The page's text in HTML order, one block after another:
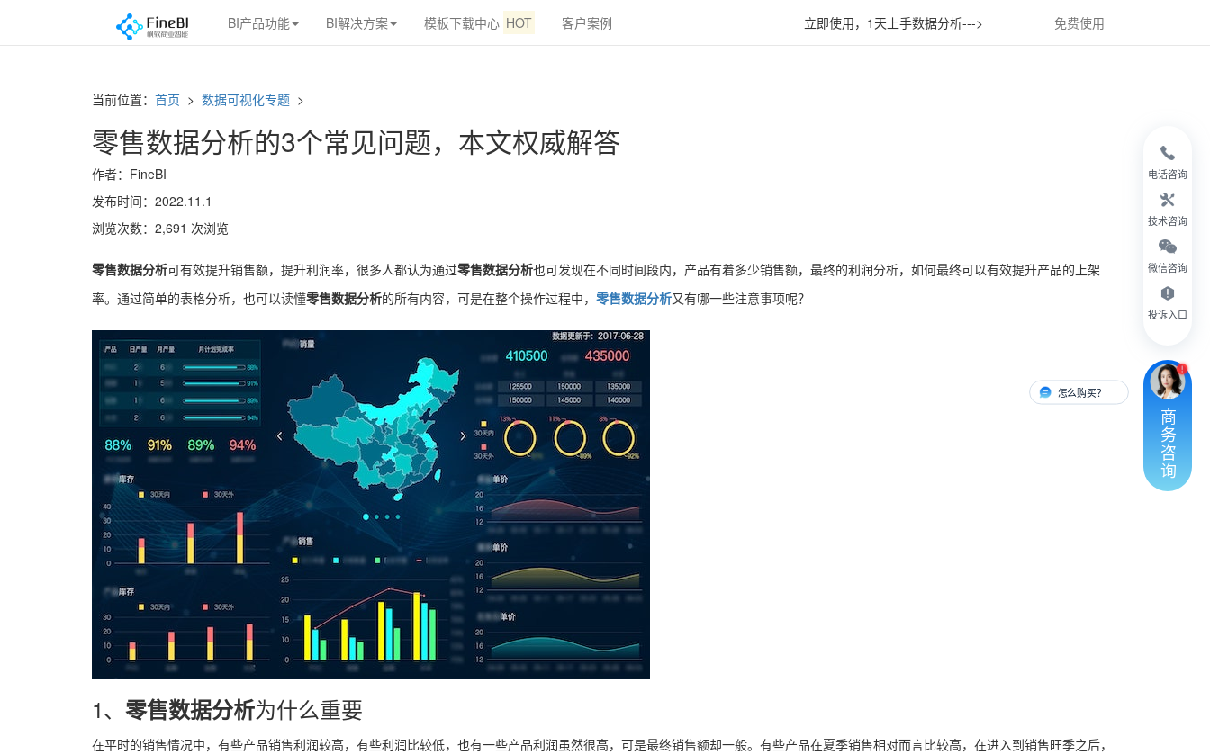
BI产品功能 BI解决方案 模板下载中心 HOT 客户案例 立即使用，1天上手数据分析---> 免费使用
当前位置： 首页 > 数据可视化专题 >
零售数据分析的3个常见问题，本文权威解答
作者：FineBI
发布时间：2022.11.1
浏览次数：2,691 次浏览
零售数据分析可有效提升销售额，提升利润率，很多人都认为通过零售数据分析也可发现在不同时间段内，产品有着多少销售额，最终的利润分析，如何最终可以有效提升产品的上架
率。通过简单的表格分析，也可以读懂零售数据分析的所有内容，可是在整个操作过程中， 零售数据分析又有哪一些注意事项呢？
1、 零售数据分析为什么重要
在平时的销售情况中，有些产品销售利润较高，有些利润比较低，也有一些产品利润虽然很高，可是最终销售额却一般。有些产品在夏季销售相对而言比较高，在进入到销售旺季之后，
电话咨询
技术咨询
微信咨询
投诉入口
怎么购买？ 有人对接
商
务
咨
询